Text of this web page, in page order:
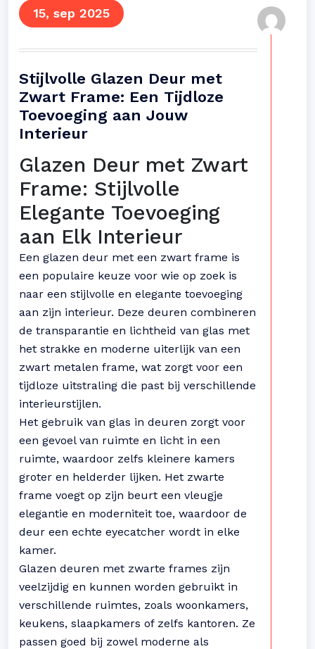
15, sep 2025
Stijlvolle Glazen Deur met
Zwart Frame: Een Tijdloze
Toevoeging aan Jouw
Interieur
Glazen Deur met Zwart
Frame: Stijlvolle
Elegante Toevoeging
aan Elk Interieur
Een glazen deur met een zwart frame is
een populaire keuze voor wie op zoek is
naar een stijlvolle en elegante toevoeging
aan zijn interieur. Deze deuren combineren
de transparantie en lichtheid van glas met
het strakke en moderne uiterlijk van een
zwart metalen frame, wat zorgt voor een
tijdloze uitstraling die past bij verschillende
interieurstijlen.
Het gebruik van glas in deuren zorgt voor
een gevoel van ruimte en licht in een
ruimte, waardoor zelfs kleinere kamers
groter en helderder lijken. Het zwarte
frame voegt op zijn beurt een vleugje
elegantie en moderniteit toe, waardoor de
deur een echte eyecatcher wordt in elke
kamer.
Glazen deuren met zwarte frames zijn
veelzijdig en kunnen worden gebruikt in
verschillende ruimtes, zoals woonkamers,
keukens, slaapkamers of zelfs kantoren. Ze
passen goed bij zowel moderne als